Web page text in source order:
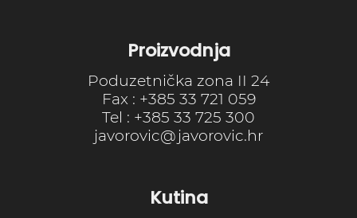
Proizvodnja
Poduzetnička zona II 24
Fax : +385 33 721 059
Tel : +385 33 725 300
javorovic@javorovic.hr
Kutina